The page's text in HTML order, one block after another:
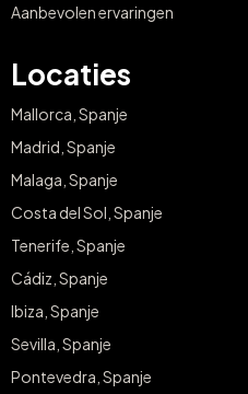
Aanbevolen ervaringen
Locaties
Mallorca, Spanje
Madrid, Spanje
Malaga, Spanje
Costa del Sol, Spanje
Tenerife, Spanje
Cádiz, Spanje
Ibiza, Spanje
Sevilla, Spanje
Pontevedra, Spanje